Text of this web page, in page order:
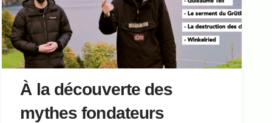
À la découverte des
mythes fondateurs